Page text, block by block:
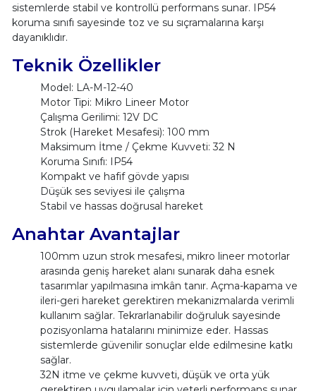
sistemlerde stabil ve kontrollü performans sunar. IP54
koruma sınıfı sayesinde toz ve su sıçramalarına karşı
dayanıklıdır.
Teknik Özellikler
Model: LA-M-12-40
Motor Tipi: Mikro Lineer Motor
Çalışma Gerilimi: 12V DC
Strok (Hareket Mesafesi): 100 mm
Maksimum İtme / Çekme Kuvveti: 32 N
Koruma Sınıfı: IP54
Kompakt ve hafif gövde yapısı
Düşük ses seviyesi ile çalışma
Stabil ve hassas doğrusal hareket
Anahtar Avantajlar
100mm uzun strok mesafesi, mikro lineer motorlar
arasında geniş hareket alanı sunarak daha esnek
tasarımlar yapılmasına imkân tanır. Açma-kapama ve
ileri-geri hareket gerektiren mekanizmalarda verimli
kullanım sağlar. Tekrarlanabilir doğruluk sayesinde
pozisyonlama hatalarını minimize eder. Hassas
sistemlerde güvenilir sonuçlar elde edilmesine katkı
sağlar.
32N itme ve çekme kuvveti, düşük ve orta yük